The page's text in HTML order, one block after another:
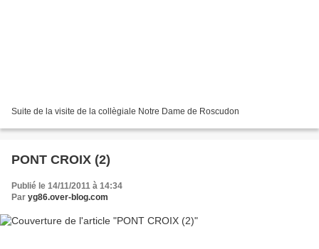
Suite de la visite de la collègiale Notre Dame de Roscudon
PONT CROIX (2)
Publié le 14/11/2011 à 14:34
Par yg86.over-blog.com